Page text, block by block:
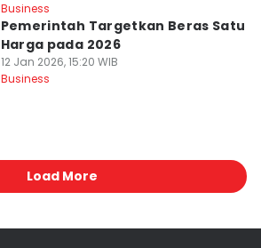
Business
Pemerintah Targetkan Beras Satu
Harga pada 2026
12 Jan 2026, 15:20 WIB
Business
Load More